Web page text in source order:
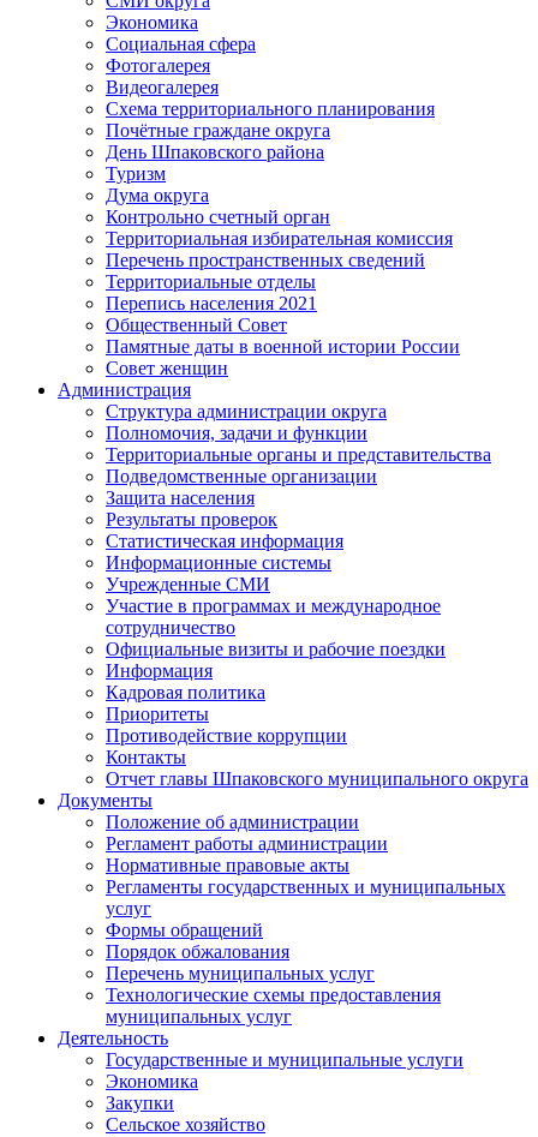
Экономика
Социальная сфера
Фотогалерея
Видеогалерея
Схема территориального планирования
Почётные граждане округа
День Шпаковского района
Туризм
Дума округа
Контрольно счетный орган
Территориальная избирательная комиссия
Перечень пространственных сведений
Территориальные отделы
Перепись населения 2021
Общественный Совет
Памятные даты в военной истории России
Совет женщин
Администрация
Структура администрации округа
Полномочия, задачи и функции
Территориальные органы и представительства
Подведомственные организации
Защита населения
Результаты проверок
Статистическая информация
Информационные системы
Учрежденные СМИ
Участие в программах и международное
сотрудничество
Официальные визиты и рабочие поездки
Информация
Кадровая политика
Приоритеты
Противодействие коррупции
Контакты
Отчет главы Шпаковского муниципального округа
Документы
Положение об администрации
Регламент работы администрации
Нормативные правовые акты
Регламенты государственных и муниципальных
услуг
Формы обращений
Порядок обжалования
Перечень муниципальных услуг
Технологические схемы предоставления
муниципальных услуг
Деятельность
Государственные и муниципальные услуги
Экономика
Закупки
Сельское хозяйство